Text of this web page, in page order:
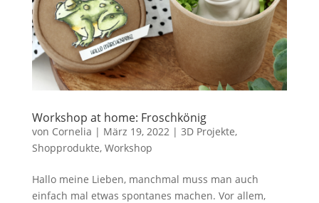
Workshop at home: Froschkönig
von Cornelia | März 19, 2022 | 3D Projekte,
Shopprodukte, Workshop
Hallo meine Lieben, manchmal muss man auch
einfach mal etwas spontanes machen. Vor allem,